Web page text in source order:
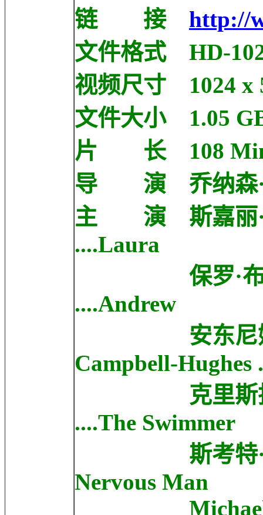
链 接 http://
文件格式 HD-
视频尺寸 1024 x
文件大小 1.05
片 长 108
导 演 乔纳森·
主 演 斯嘉丽·
....Laura
保罗·布兰尼
....Andrew
安东尼娅·
Campbell-Hughes
克里斯托弗·
....The Swimmer
斯考特·戴芒
Nervous Man
Michael